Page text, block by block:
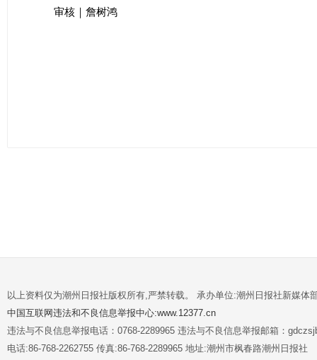
审核｜詹树鸿
以上资料仅为潮州日报社版权所有,严禁转载。 承办单位:潮州日报社新媒体
中国互联网违法和不良信息举报中心:www.12377.cn
违法与不良信息举报电话：0768-2289965 违法与不良信息举报邮箱：
电话:86-768-2262755 传真:86-768-2289965 地址:潮州市枫春路潮州日报社